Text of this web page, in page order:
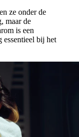
ze onder de
maar de
is een
essentieel bij het